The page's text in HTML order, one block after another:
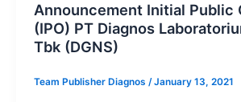
Announcement Initial Public
(IPO) PT Diagnos
Tbk (DGNS)
Team Publisher Diagnos /January 13, 2021